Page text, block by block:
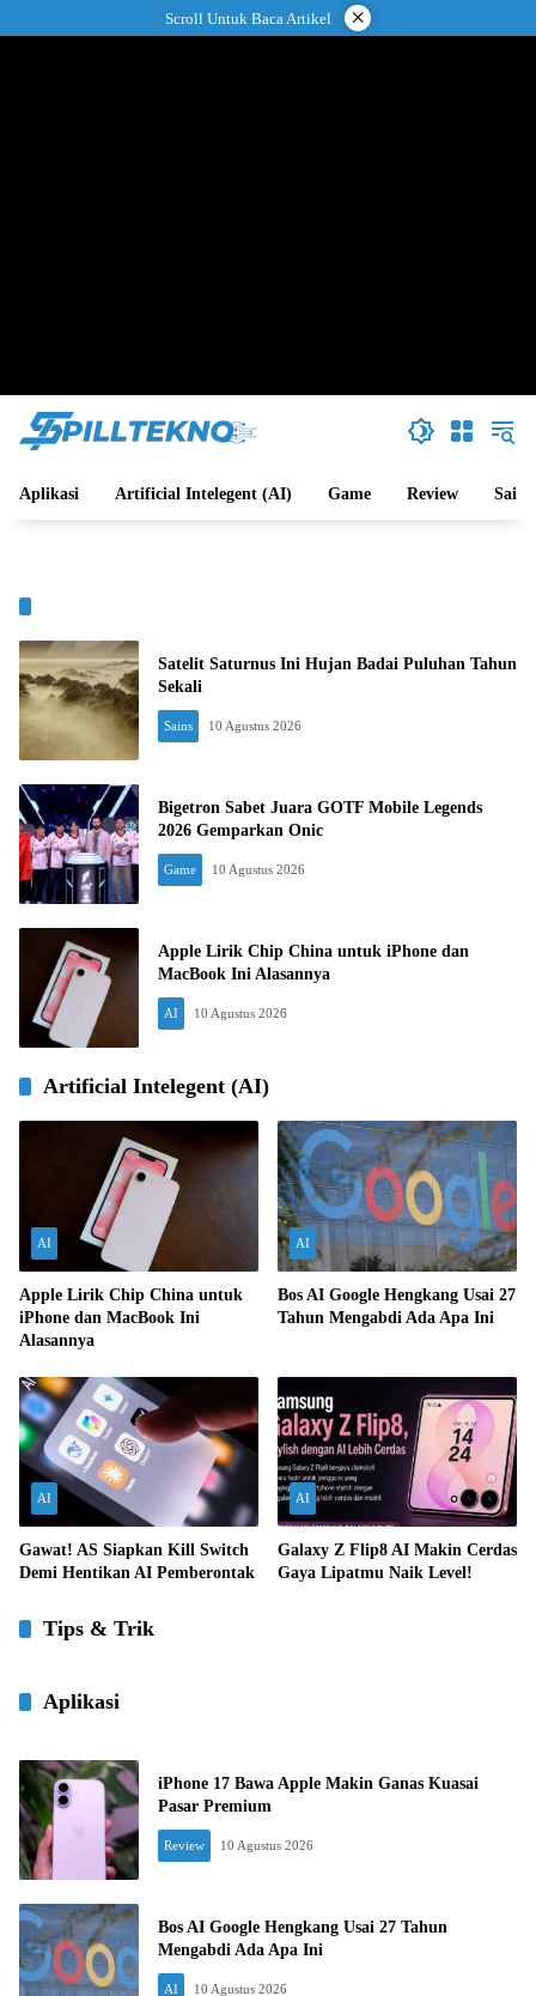
ke
Scroll Untuk Baca Artikel ×
Aplikasi Artificial Intelegent (AI) Game Review Sains
Satelit Saturnus Ini Hujan Badai Puluhan Tahun
Sekali
Sains 10 Agustus 2026
Bigetron Sabet Juara GOTF Mobile Legends
2026 Gemparkan Onic
Game 10 Agustus 2026
Apple Lirik Chip China untuk iPhone dan
MacBook Ini Alasannya
AI 10 Agustus 2026
Artificial Intelegent (AI)
AI
Apple Lirik Chip China untuk
iPhone dan MacBook Ini
Alasannya
AI
Bos AI Google Hengkang Usai 27
Tahun Mengabdi Ada Apa Ini
AI
Gawat! AS Siapkan Kill Switch
Demi Hentikan AI Pemberontak
AI
Galaxy Z Flip8 AI Makin Cerdas
Gaya Lipatmu Naik Level!
Tips & Trik
Aplikasi
iPhone 17 Bawa Apple Makin Ganas Kuasai
Pasar Premium
Review 10 Agustus 2026
Bos AI Google Hengkang Usai 27 Tahun
Mengabdi Ada Apa Ini
AI 10 Agustus 2026